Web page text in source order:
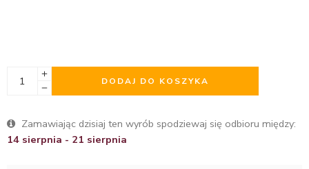
DODAJ DO KOSZYKA
Zamawiając dzisiaj ten wyrób spodziewaj się odbioru między:
14 sierpnia - 21 sierpnia